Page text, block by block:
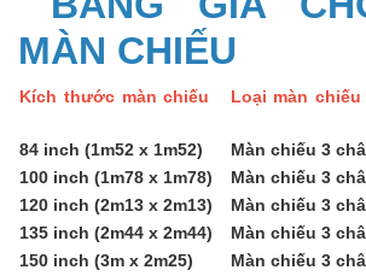
MÀN CHIẾU
Kích thước màn chiếu Loại màn
84 inch (1m52 x 1m52)
Màn chiếu 3
100 inch (1m78 x 1m78)
Màn chiếu 3
120 inch (2m13 x 2m13)
Màn chiếu 3
135 inch (2m44 x 2m44)
Màn chiếu 3
150 inch (3m x 2m25)
Màn chiếu 3